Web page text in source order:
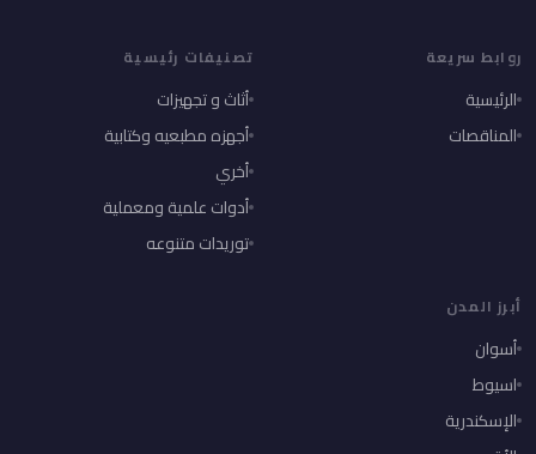
روابط سريعة
الرئيسية
المناقصات
تصنيفات رئيسية
أثاث و تجهيزات
أجهزه مطبعيه وكتابية
أخري
أدوات علمية ومعملية
توريدات متنوعه
أبرز المدن
أسوان
اسيوط
الإسكندرية